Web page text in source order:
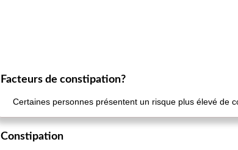
Facteurs de constipation?
Certaines personnes présentent un risque plus élevé de
Constipation